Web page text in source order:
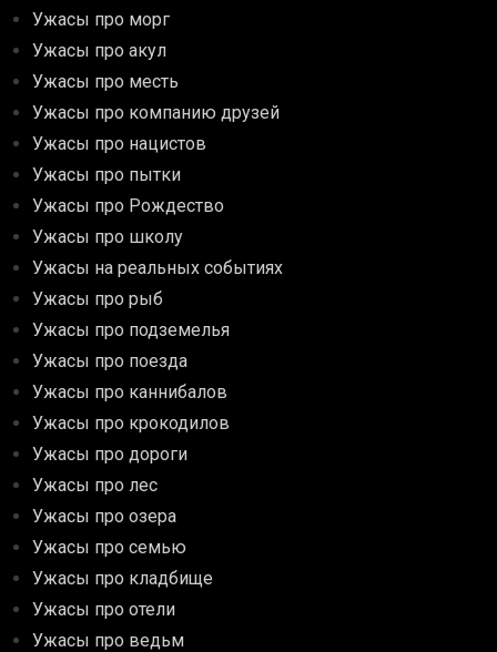
Ужасы про морг
Ужасы про акул
Ужасы про месть
Ужасы про компанию друзей
Ужасы про нацистов
Ужасы про пытки
Ужасы про Рождество
Ужасы про школу
Ужасы на реальных событиях
Ужасы про рыб
Ужасы про подземелья
Ужасы про поезда
Ужасы про каннибалов
Ужасы про крокодилов
Ужасы про дороги
Ужасы про лес
Ужасы про озера
Ужасы про семью
Ужасы про кладбище
Ужасы про отели
Ужасы про ведьм